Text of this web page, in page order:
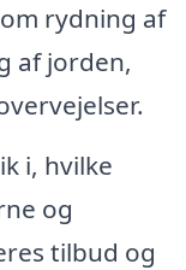
rydning af
af jorden,
i, hvilke
og
tilbud og